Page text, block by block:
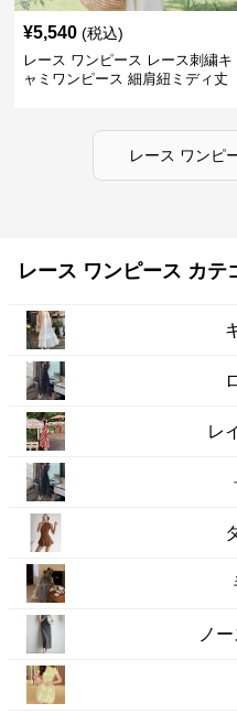
¥5,540 (税込)
レース ワンピース レース刺繍キ
ャミワンピース 細肩紐ミディ丈
レース ワンピ
レース ワンピース カテ
レ
ノ